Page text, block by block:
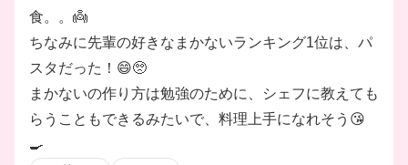
食。。👼
ちなみに先輩の好きなまかないランキング1位は、パ
スタだった！😄🥺
まかないの作り方は勉強のために、シェフに教えても
らうこともできるみたいで、料理上手になれそう😘
🍳